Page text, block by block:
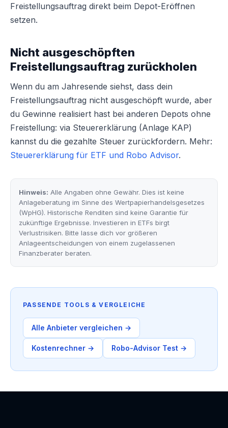
Freistellungsauftrag direkt beim Depot-Eröffnen
setzen.
Nicht ausgeschöpften
Freistellungsauftrag zurückholen
Wenn du am Jahresende siehst, dass dein
Freistellungsauftrag nicht ausgeschöpft wurde, aber
du Gewinne realisiert hast bei anderen Depots ohne
Freistellung: via Steuererklärung (Anlage KAP)
kannst du die gezahlte Steuer zurückfordern. Mehr:
Steuererklärung für ETF und Robo Advisor.
Hinweis: Alle Angaben ohne Gewähr. Dies ist keine
Anlageberatung im Sinne des Wertpapierhandelsgesetzes
(WpHG). Historische Renditen sind keine Garantie für
zukünftige Ergebnisse. Investieren in ETFs birgt
Verlustrisiken. Bitte lasse dich vor größeren
Anlageentscheidungen von einem zugelassenen
Finanzberater beraten.
PASSENDE TOOLS & VERGLEICHE
Alle Anbieter vergleichen →
Kostenrechner → Robo-Advisor Test →